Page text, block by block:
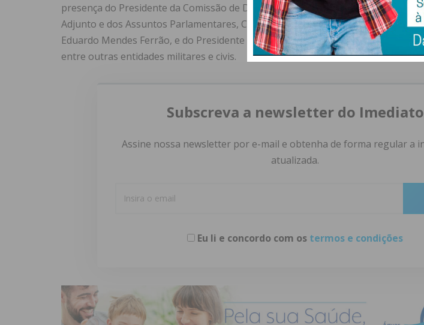
presença do Presidente da Comissão de Defesa Nacional, Pedro Pessanha, do
Adjunto e dos Assuntos Parlamentares, Carlos Amorim, do Chefe do Estado-
Eduardo Mendes Ferrão, e do Presidente da Liga dos Combatentes, Tenente-
entre outras entidades militares e civis.
Subscreva a newsletter do Imediato
Assine nossa newsletter por e-mail e obtenha de forma regular a
atualizada.
Eu li e concordo com os termos e condições